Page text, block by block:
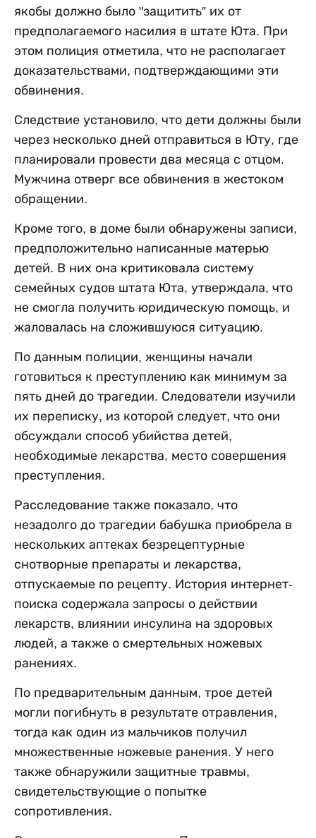
якобы должно было "защитить” их от
предполагаемого насилия в штате Юта. При
этом полиция отметила, что не располагает
доказательствами, подтверждающими эти
обвинения.
Следствие установило, что дети должны были
через несколько дней отправиться в Юту, где
планировали провести два месяца с отцом.
Мужчина отверг все обвинения в жестоком
обращении.
Кроме того, в доме были обнаружены записи,
предположительно написанные матерью
детей. В них она критиковала систему
семейных судов штата Юта, утверждала, что
не смогла получить юридическую помощь, и
жаловалась на сложившуюся ситуацию.
По данным полиции, женщины начали
готовиться к преступлению как минимум за
пять дней до трагедии. Следователи изучили
их переписку, из которой следует, что они
обсуждали способ убийства детей,
необходимые лекарства, место совершения
преступления.
Расследование также показало, что
незадолго до трагедии бабушка приобрела в
нескольких аптеках безрецептурные
снотворные препараты и лекарства,
отпускаемые по рецепту. История интернет-
поиска содержала запросы о действии
лекарств, влиянии инсулина на здоровых
людей, а также о смертельных ножевых
ранениях.
По предварительным данным, трое детей
могли погибнуть в результате отравления,
тогда как один из мальчиков получил
множественные ножевые ранения. У него
также обнаружили защитные травмы,
свидетельствующие о попытке
сопротивления.